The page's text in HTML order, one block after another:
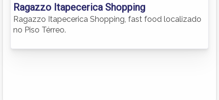
Ragazzo Itapecerica Shopping
Ragazzo Itapecerica Shopping, fast food localizado
no Piso Térreo.